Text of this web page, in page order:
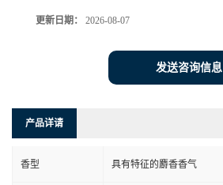
更新日期： 2026-08-07
发送咨询信息
产品详请
香型 具有特征的麝香香气